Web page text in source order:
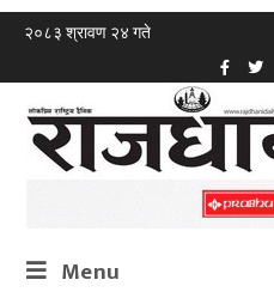
२०८३ श्रावण २४ गते
Menu